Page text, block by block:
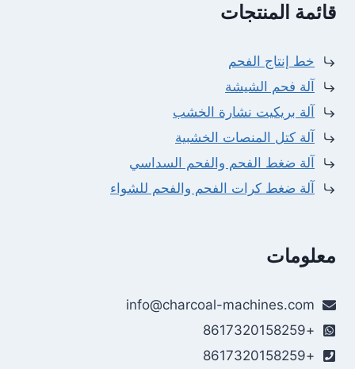
قائمة المنتجات
خط إنتاج الفحم
آلة فحم الشيشة
آلة بريكيت نشارة الخشب
آلة كتل المنصات الخشبية
آلة ضغط الفحم والفحم السداسي
آلة ضغط كرات الفحم والفحم للشواء
معلومات
info@charcoal-machines.com
+8617320158259
+8617320158259
Whatsapp
Email